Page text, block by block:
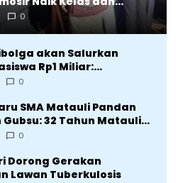
Sumber
Ekonomi Baru
0
akan Salurkan
Rp1 Miliar:
Mahasiswa Korban
0
SMA Matauli Pandan
32 Tahun Matauli
0
Dorong Gerakan
Lawan Tuberkulosis